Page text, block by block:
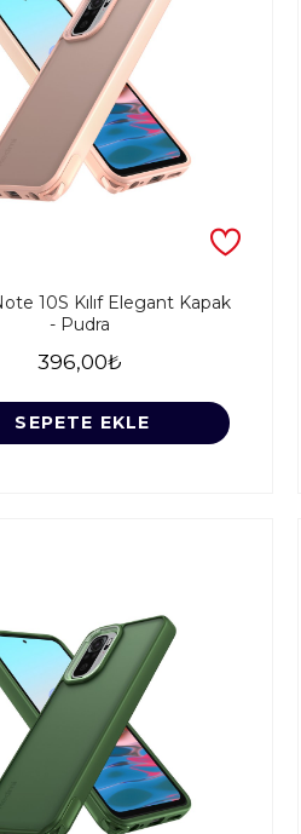
10S Kılıf Elegant Kapak
- Pudra
396,00₺
SEPETE EKLE